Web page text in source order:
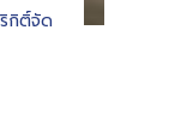
กิติ์จัด